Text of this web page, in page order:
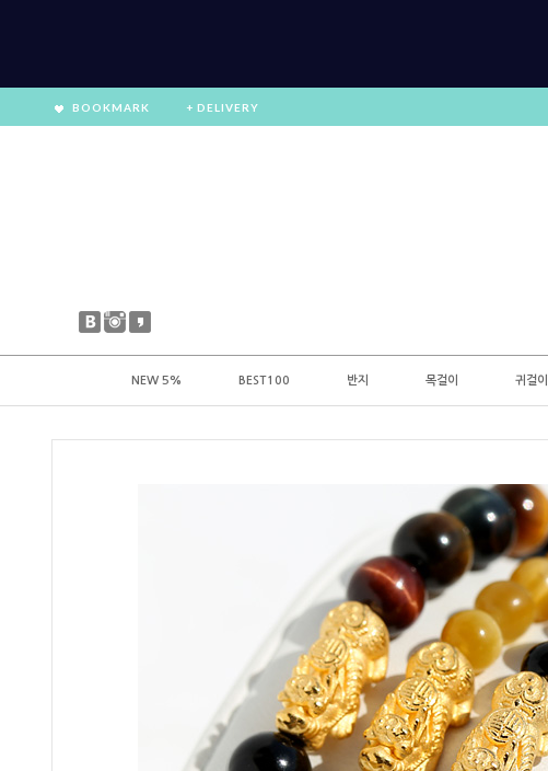
BOOKMARK + DELIVERY
NEW 5% BEST100 반지 목걸이 귀걸이